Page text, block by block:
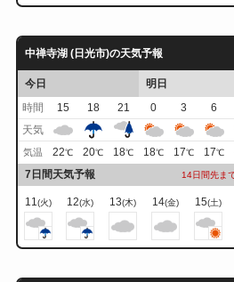
中禅寺湖 (日光市)の天気予報
今日
明日
時間
15 18 21 0 3 6
天気
気温 22℃ 20℃ 18℃ 18℃ 17℃ 17℃
7日間天気予報 14日間先ま
11(火) 12(水) 13(木) 14(金) 15(土)